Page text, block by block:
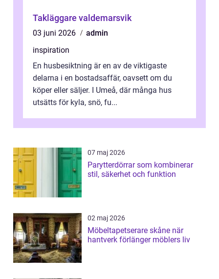
Takläggare valdemarsvik
03 juni 2026
admin
inspiration
En husbesiktning är en av de viktigaste
delarna i en bostadsaffär, oavsett om du
köper eller säljer. I Umeå, där många hus
utsätts för kyla, snö, fu...
07 maj 2026
Parytterdörrar som kombinerar
stil, säkerhet och funktion
02 maj 2026
Möbeltapetserare skåne när
hantverk förlänger möblers liv